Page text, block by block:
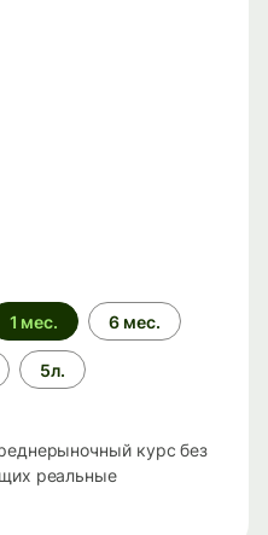
1 мес. 6 мес.
5л.
курс без
реальные